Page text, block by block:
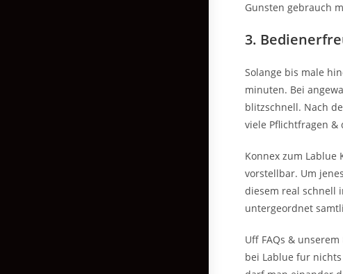
Gunsten gebrauch
3.
Solange bis male
minuten. Bei
blitzschnell. Nach
viele Pflichtfragen
Konnex zum
vorstellbar. Um
diesem real schnell
untergeordnet
Uff FAQs &
bei Lablue fur